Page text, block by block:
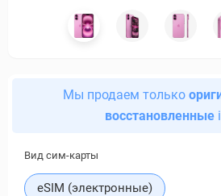
Мы продаем только
восстановленные
Вид сим-карты
eSIM (электронные)